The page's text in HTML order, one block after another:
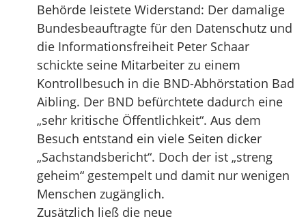
Behörde leistete Widerstand: Der damalige
Bundesbeauftragte für den Datenschutz und
die Informationsfreiheit Peter Schaar
schickte seine Mitarbeiter zu einem
Kontrollbesuch in die BND-Abhörstation Bad
Aibling. Der BND befürchtete dadurch eine
„sehr kritische Öffentlichkeit“. Aus dem
Besuch entstand ein viele Seiten dicker
„Sachstandsbericht“. Doch der ist „streng
geheim“ gestempelt und damit nur wenigen
Menschen zugänglich.
Zusätzlich ließ die neue